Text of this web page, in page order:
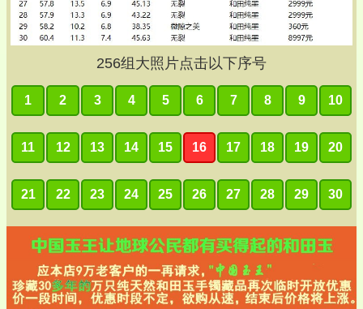
256组大照片点击以下序号
1 2 3 4 5 6 7 8 9 10
11 12 13 14 15 16 17 18 19 20
21 22 23 24 25 26 27 28 29 30